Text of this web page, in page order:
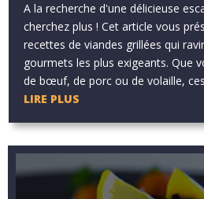
A la recherche d'une délicieuse
cherchez plus ! Cet article vous
recettes de viandes grillées qui
gourmets les plus exigeants. Que
de bœuf, de porc ou de volaille,
LIRE PLUS